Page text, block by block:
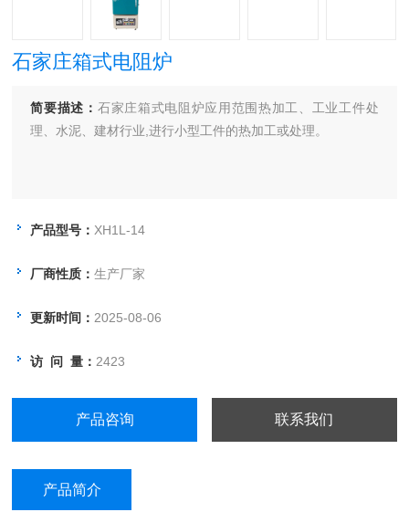
石家庄箱式电阻炉
简要描述： 石家庄箱式电阻炉应用范围热加工、工业工件处
理、水泥、建材行业,进行小型工件的热加工或处理。
产品型号： XH1L-14
厂商性质：生产厂家
更新时间： 2025-08-06
访 问 量： 2423
产品咨询 联系我们
产品简介